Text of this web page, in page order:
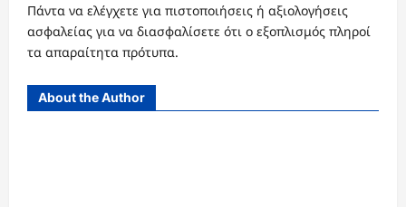
Πάντα να ελέγχετε για πιστοποιήσεις ή αξιολογήσεις
ασφαλείας για να διασφαλίσετε ότι ο εξοπλισμός πληροί
τα απαραίτητα πρότυπα.
About the Author